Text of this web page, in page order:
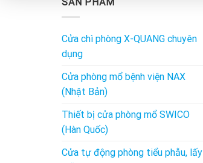
Cửa chì phòng X-QUANG chuyên
dụng
Cửa phòng mổ bệnh viện NAX
(Nhật Bản)
Thiết bị cửa phòng mổ SWICO
(Hàn Quốc)
Cửa tự động phòng tiểu phẫu, lấy